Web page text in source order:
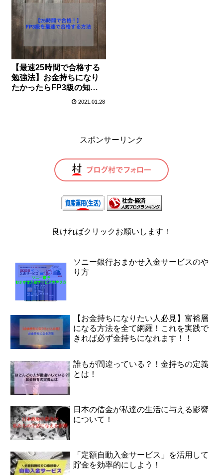
【最速25時間で合格する
勉強法】お金持ちになり
たかったらFP3級の知識
2021.01.28
スポンサーリンク
良ければクリックお願いします！
ソニー銀行おまかせ入金サービスのや
り方
【お金持ちになりたい人必見】富裕層
になる方法を全て網羅！これを実践で
きれば必ず金持ちになれます！！
誰もが間違っている？！金持ちの定義
とは！
日本の借金が私達の生活に与える影響
について！
「定額自動入金サービス」を活用して
貯金を効率的にしよう！